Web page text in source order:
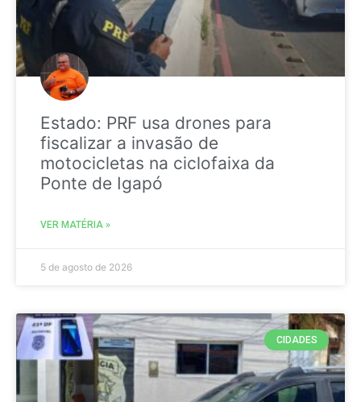
Estado: PRF usa drones para
fiscalizar a invasão de
motocicletas na ciclofaixa da
Ponte de Igapó
VER MATÉRIA »
5 de agosto de 2026
CIDADES